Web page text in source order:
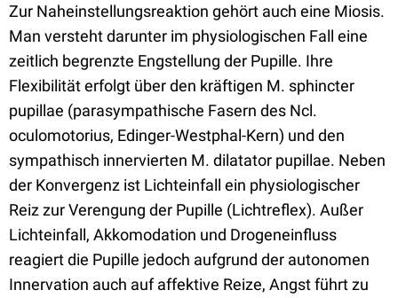
Zur Naheinstellungsreaktion gehört auch eine Miosis.
Man versteht darunter im physiologischen Fall eine
zeitlich begrenzte Engstellung der Pupille. Ihre
Flexibilität erfolgt über den kräftigen M. sphincter
pupillae (parasympathische Fasern des Ncl.
oculomotorius, Edinger-Westphal-Kern) und den
sympathisch innervierten M. dilatator pupillae. Neben
der Konvergenz ist Lichteinfall ein physiologischer
Reiz zur Verengung der Pupille (Lichtreflex). Außer
Lichteinfall, Akkomodation und Drogeneinfluss
reagiert die Pupille jedoch aufgrund der autonomen
Innervation auch auf affektive Reize, Angst führt zu